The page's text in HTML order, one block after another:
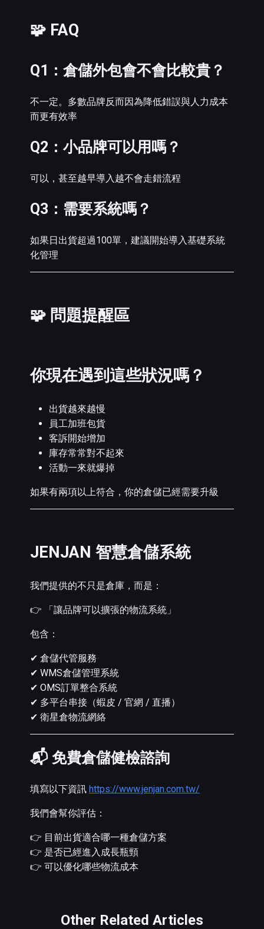
🧩 FAQ
Q1：倉儲外包會不會比較貴？
不一定。多數品牌反而因為降低錯誤與人力成本
而更有效率
Q2：小品牌可以用嗎？
可以，甚至越早導入越不會走錯流程
Q3：需要系統嗎？
如果日出貨超過100單，建議開始導入基礎系統
化管理
🧩 問題提醒區
你現在遇到這些狀況嗎？
出貨越來越慢
員工加班包貨
客訴開始增加
庫存常常對不起來
活動一來就爆掉
如果有兩項以上符合，你的倉儲已經需要升級
JENJAN 智慧倉儲系統
我們提供的不只是倉庫，而是：
👉 「讓品牌可以擴張的物流系統」
包含：
✔ 倉儲代管服務
✔ WMS倉儲管理系統
✔ OMS訂單整合系統
✔ 多平台串接（蝦皮 / 官網 / 直播）
✔ 衛星倉物流網絡
📬 免費倉儲健檢諮詢
填寫以下資訊 https://www.jenjan.com.tw/
我們會幫你評估：
👉 目前出貨適合哪一種倉儲方案
👉 是否已經進入成長瓶頸
👉 可以優化哪些物流成本
Other Related Articles